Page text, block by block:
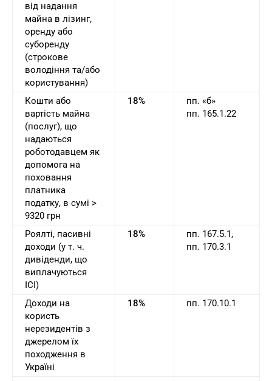
від надання
майна в лізинг,
оренду або
суборенду
(строкове
володіння та/або
користування)
Кошти або
вартість майна
(послуг), що
надаються
роботодавцем як
допомога на
поховання
платника
податку, в сумі >
9320 грн
18%
пп. «б»
пп. 165.1.22
Роялті, пасивні
доходи (у т. ч.
дивіденди, що
виплачуються
ІСІ)
18%
пп. 167.5.1,
пп. 170.3.1
Доходи на
користь
нерезидентів з
джерелом їх
походження в
Україні
18% пп. 170.10.1